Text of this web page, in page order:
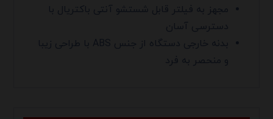
مجهز به فیلتر قابل شستشو آنتی باکتریال با
دسترسی آسان
بدنه خارجی دستگاه از جنس ABS با طراحی زیبا
و منحصر به فرد